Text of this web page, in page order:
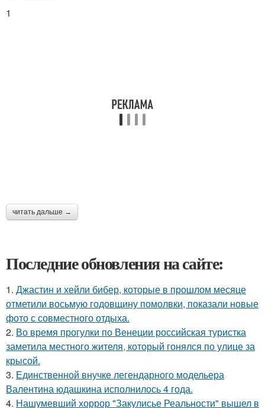
1
читать дальше →
Последние обновления на сайте:
1. Джастин и хейли бибер, которые в прошлом месяце
отметили восьмую годовщину помолвки, показали новые
фото с совместного отдыха.
2. Во время прогулки по Венеции российская туристка
заметила местного жителя, который гонялся по улице за
крысой.
3. Единственной внучке легендарного модельера
Валентина юдашкина исполнилось 4 года.
4. Нашумевший хоррор "Закулисье Реальности" вышел в